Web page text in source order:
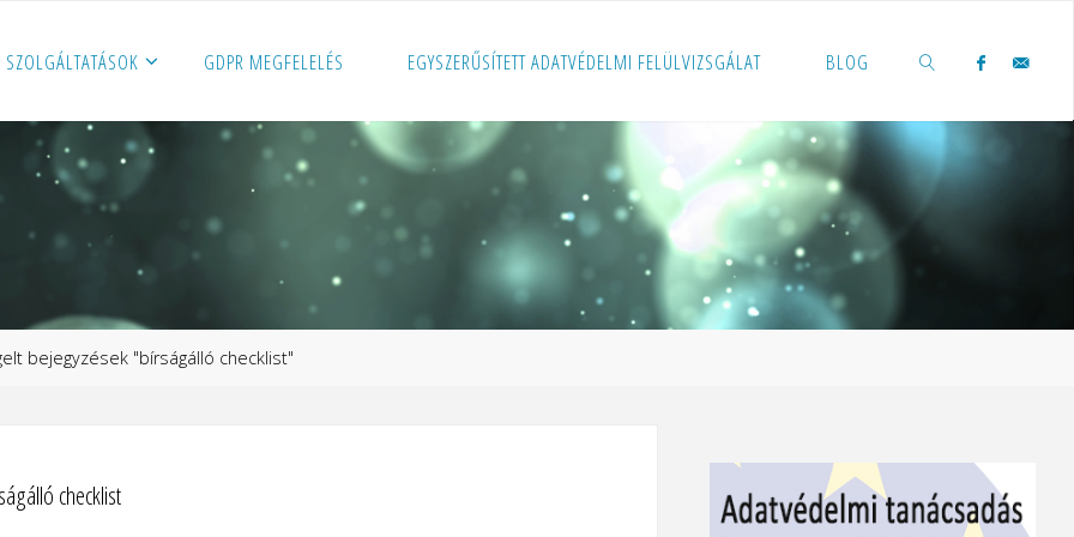
SZOLGÁLTATÁSOK GDPR MEGFELELÉS EGYSZERŰSÍTETT ADATVÉDELMI FELÜLVIZSGÁLAT BLOG
KERESÉS
bejegyzések "bírságálló checklist"
checklist